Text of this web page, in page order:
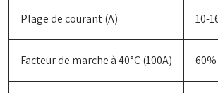
Plage de courant (A) 10-
Facteur de marche à 40°C (100A) 60%